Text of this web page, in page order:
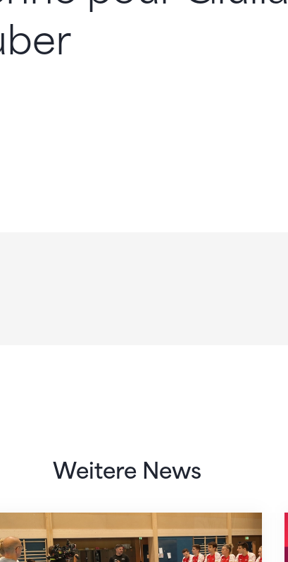
Weitere News
Mit klaren Zielen nach Zagreb